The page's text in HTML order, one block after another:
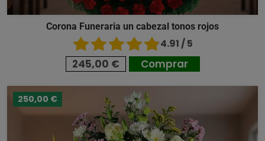
Corona Funeraria un cabezal tonos rojos
4.91 / 5
245,00 € Comprar
250,00 €